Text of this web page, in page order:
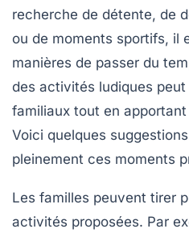
recherche de détente, de
ou de moments sportifs, il
manières de passer du
des activités ludiques
familiaux tout en
Voici quelques
pleinement ces moments
Les familles peuvent tirer
activités proposées. Par